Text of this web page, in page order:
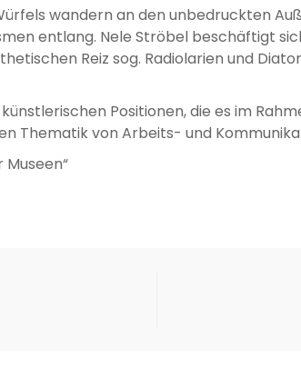
wandern an den unbedruckten
entlang. Nele Ströbel beschäftigt
Reiz sog. Radiolarien und
Positionen, die es im
Thematik von Arbeits- und